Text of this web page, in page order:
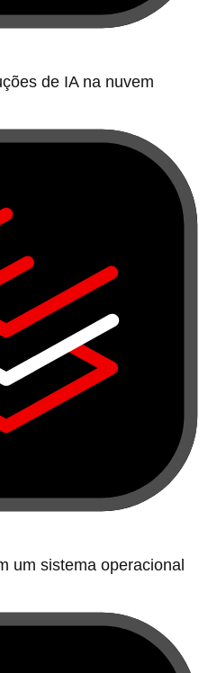
de IA na nuvem
um sistema operacional